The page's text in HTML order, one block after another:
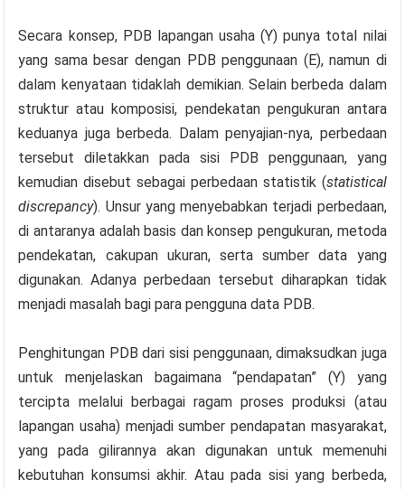
Secara konsep, PDB lapangan usaha (Y) punya total nilai
yang sama besar dengan PDB penggunaan (E), namun di
dalam kenyataan tidaklah demikian. Selain berbeda dalam
struktur atau komposisi, pendekatan pengukuran antara
keduanya juga berbeda. Dalam penyajian-nya, perbedaan
tersebut diletakkan pada sisi PDB penggunaan, yang
kemudian disebut sebagai perbedaan statistik (statistical
discrepancy). Unsur yang menyebabkan terjadi perbedaan,
di antaranya adalah basis dan konsep pengukuran, metoda
pendekatan, cakupan ukuran, serta sumber data yang
digunakan. Adanya perbedaan tersebut diharapkan tidak
menjadi masalah bagi para pengguna data PDB.
Penghitungan PDB dari sisi penggunaan, dimaksudkan juga
untuk menjelaskan bagaimana “pendapatan” (Y) yang
tercipta melalui berbagai ragam proses produksi (atau
lapangan usaha) menjadi sumber pendapatan masyarakat,
yang pada gilirannya akan digunakan untuk memenuhi
kebutuhan konsumsi akhir. Atau pada sisi yang berbeda,